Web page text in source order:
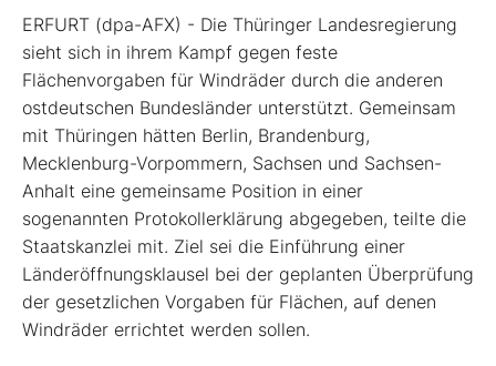
ERFURT (dpa-AFX) - Die Thüringer Landesregierung
sieht sich in ihrem Kampf gegen feste
Flächenvorgaben für Windräder durch die anderen
ostdeutschen Bundesländer unterstützt. Gemeinsam
mit Thüringen hätten Berlin, Brandenburg,
Mecklenburg-Vorpommern, Sachsen und Sachsen-
Anhalt eine gemeinsame Position in einer
sogenannten Protokollerklärung abgegeben, teilte die
Staatskanzlei mit. Ziel sei die Einführung einer
Länderöffnungsklausel bei der geplanten Überprüfung
der gesetzlichen Vorgaben für Flächen, auf denen
Windräder errichtet werden sollen.